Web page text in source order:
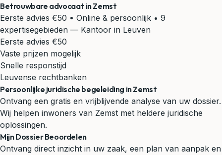
Betrouwbare advocaat inZemst
Eerste advies €50 • Online & persoonlijk • 9
expertisegebieden — Kantoor in Leuven
Eerste advies €50
Vaste prijzen mogelijk
Snelle responstijd
Leuvense rechtbanken
Persoonlijke juridische begeleiding in Zemst
Ontvang een gratis en vrijblijvende analyse van uw dossier.
Wij helpen inwoners van Zemst met heldere juridische
oplossingen.
Mijn Dossier Beoordelen
Ontvang direct inzicht in uw zaak, een plan van aanpak en